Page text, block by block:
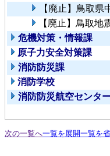
【廃止】鳥取県
【廃止】鳥取
危機対策・情報課
原子力安全対策課
消防防災課
消防学校
消防防災航空センタ
次の一覧へ一覧を展開一覧を